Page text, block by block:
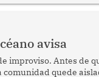
avisa
improviso. Antes de
comunidad quede